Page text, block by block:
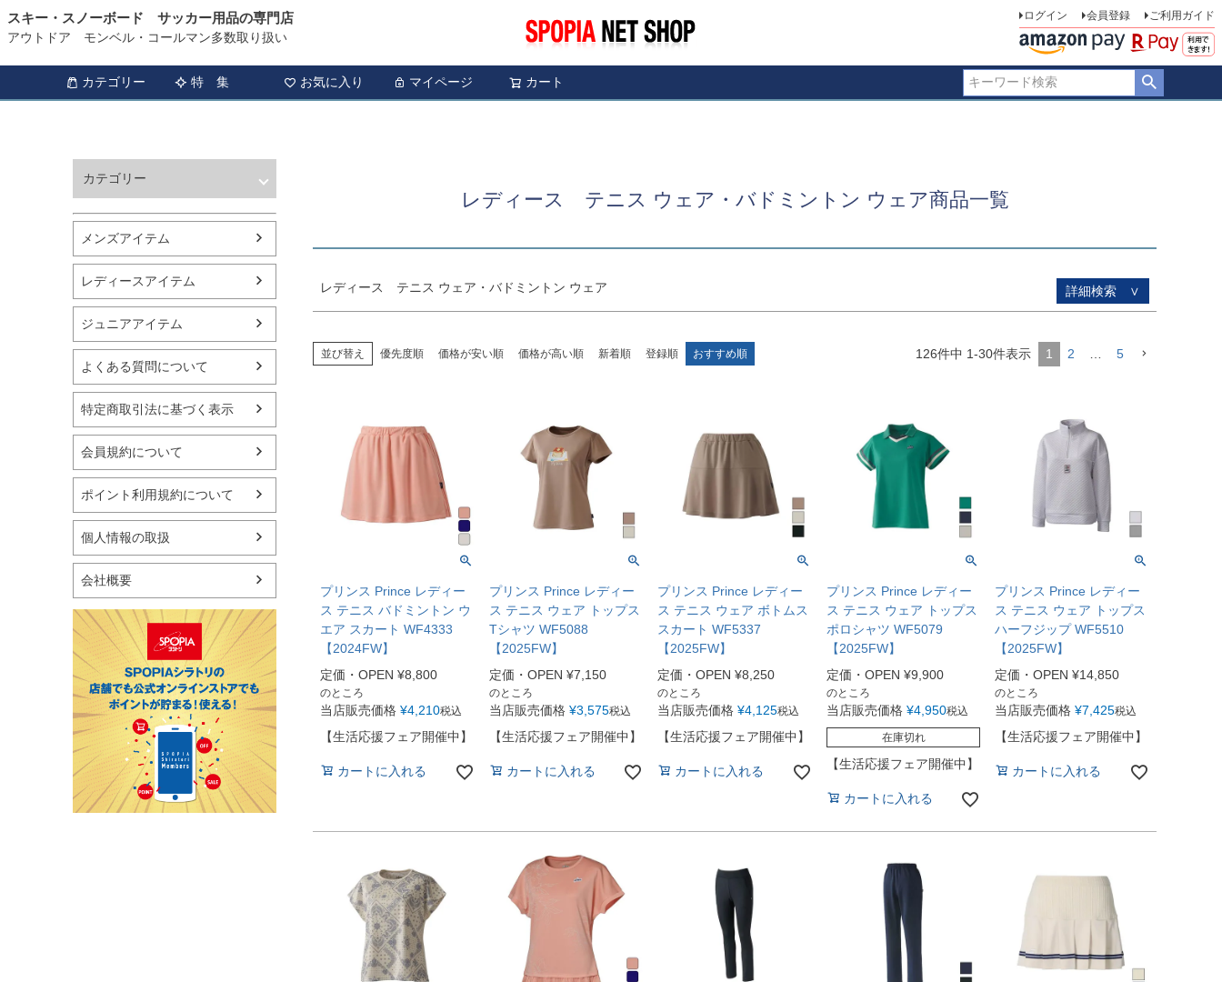
スキー・スノーボード サッカー用品の専門店
アウトドア モンベル・コールマン多数取り扱い
ログイン 会員登録 ご利用ガイド
カテゴリー 特 集 お気に入り マイページ カート
HOME レディース テニス ウェア・バドミントン ウェア商品一覧
カテゴリー
バスケットボール
シューズ
ランニング用品
スポーツアパレル
テニス
バレーボール
フィットネス用品
スイミング用品
マリン
スケートボード
野球・ソフトボール
ゴルフ
卓球用品
バッグ・サングラス
ハンドボール用品
ラグビー用品
グランドゴルフ
メンズアイテム
レディースアイテム
ジュニアアイテム
よくある質問について
特定商取引法に基づく表示
会員規約について
ポイント利用規約について
個人情報の取扱
会社概要
レディース テニス ウェア・バドミントン ウェア商品一覧
レディース テニス ウェア・バドミントン ウェア 詳細検索 ∨
セール
限定 再入荷 翌日発送
イエロー
予約商品のみを表示
検索
並び替え 優先度順 価格が安い順 価格が高い順 新着順 登録順 おすすめ順 126件中 1-30件表示 1 2 5
プリンス Prince レディー
ス テニス バドミントン ウ
エア スカート WF4333
【2024FW】
定価・OPEN ¥8,800
のところ
当店販売価格 ¥4,210税込
【生活応援フェア開催中】
カートに入れる
プリンス Prince レディー
ス テニス ウェア トップス
Tシャツ WF5088
【2025FW】
定価・OPEN ¥7,150
のところ
当店販売価格 ¥3,575税込
【生活応援フェア開催中】
カートに入れる
プリンス Prince レディー
ス テニス ウェア ボトムス
スカート WF5337
【2025FW】
定価・OPEN ¥8,250
のところ
当店販売価格 ¥4,125税込
【生活応援フェア開催中】
カートに入れる
プリンス Prince レディー
ス テニス ウェア トップス
ポロシャツ WF5079
【2025FW】
定価・OPEN ¥9,900
のところ
当店販売価格 ¥4,950税込
在庫切れ
【生活応援フェア開催中】
カートに入れる
プリンス Prince レディー
ス テニス ウェア トップス
ハーフジップ WF5510
【2025FW】
定価・OPEN ¥14,850
のところ
当店販売価格 ¥7,425税込
【生活応援フェア開催中】
カートに入れる